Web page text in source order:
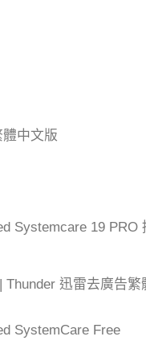
中文版
Systemcare 19 PRO
迅雷去廣告繁
SystemCare Free